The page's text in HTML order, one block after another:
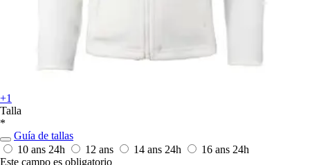
+1
Talla
*
Guía de tallas
10 ans 24h 12 ans 14 ans 24h 16 ans 24h
Este campo es obligatorio